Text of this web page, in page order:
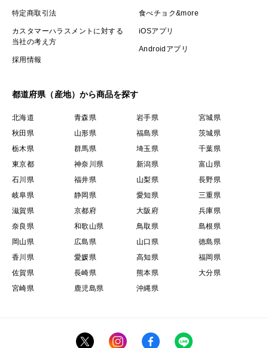
特定商取引法
カスタマーハラスメントに対する
当社の考え方
採用情報
食べチョク&more
iOSアプリ
Androidアプリ
都道府県（産地）から商品を探す
北海道 青森県 岩手県
宮城県
秋田県
山形県 福島県
茨城県
栃木県
群馬県 埼玉県
千葉県
東京都
神奈川県 新潟県
富山県
石川県
福井県 山梨県
長野県
岐阜県
静岡県 愛知県
三重県
滋賀県
京都府 大阪府
兵庫県
奈良県
和歌山県 鳥取県
島根県
岡山県
広島県 山口県
徳島県
香川県
愛媛県 高知県
福岡県
佐賀県
長崎県 熊本県
大分県
宮崎県
鹿児島県 沖縄県